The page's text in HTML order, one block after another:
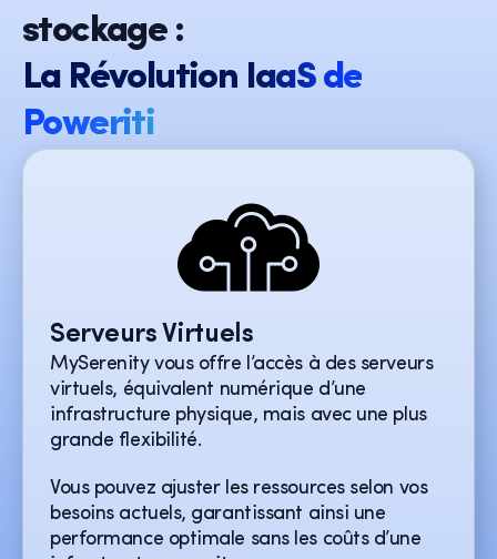
stockage :
La Révolution IaaS de
Poweriti
Serveurs Virtuels
MySerenity vous offre l’accès à des serveurs
virtuels, équivalent numérique d’une
infrastructure physique, mais avec une plus
grande flexibilité.
Vous pouvez ajuster les ressources selon vos
besoins actuels, garantissant ainsi une
performance optimale sans les coûts d’une